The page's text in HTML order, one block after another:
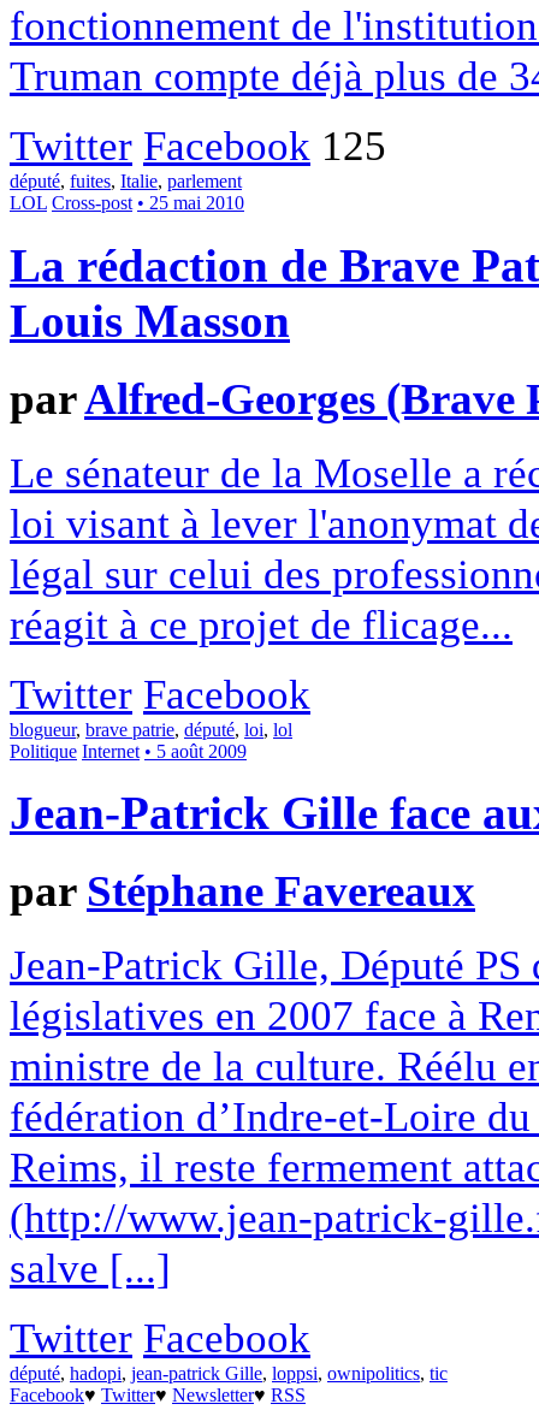
fonctionnement de
Truman compte déjà plus de
Twitter Facebook 125
député, fuites, Italie, parlement
LOL Cross-post • 25 mai 2010
La rédaction de Brave
Louis Masson
parAlfred-Georges (Brave
Le sénateur de la Moselle a
loi visant à lever l'anonymat
légal sur celui des
réagit à ce projet de flicage...
Twitter Facebook
blogueur, brave patrie, député, loi, lol
Politique Internet • 5 août 2009
Jean-Patrick Gille face
par Stéphane Favereaux
Jean-Patrick Gille, Député
législatives en 2007 face à
ministre de la culture. Réélu
fédération d’Indre-et-Loire
Reims, il reste fermement
(http://www.jean-patrick-
salve [...]
Twitter Facebook
député, hadopi, jean-patrick Gille, loppsi, ownipolitics, tic
Facebook♥ Twitter♥ Newsletter♥ RSS